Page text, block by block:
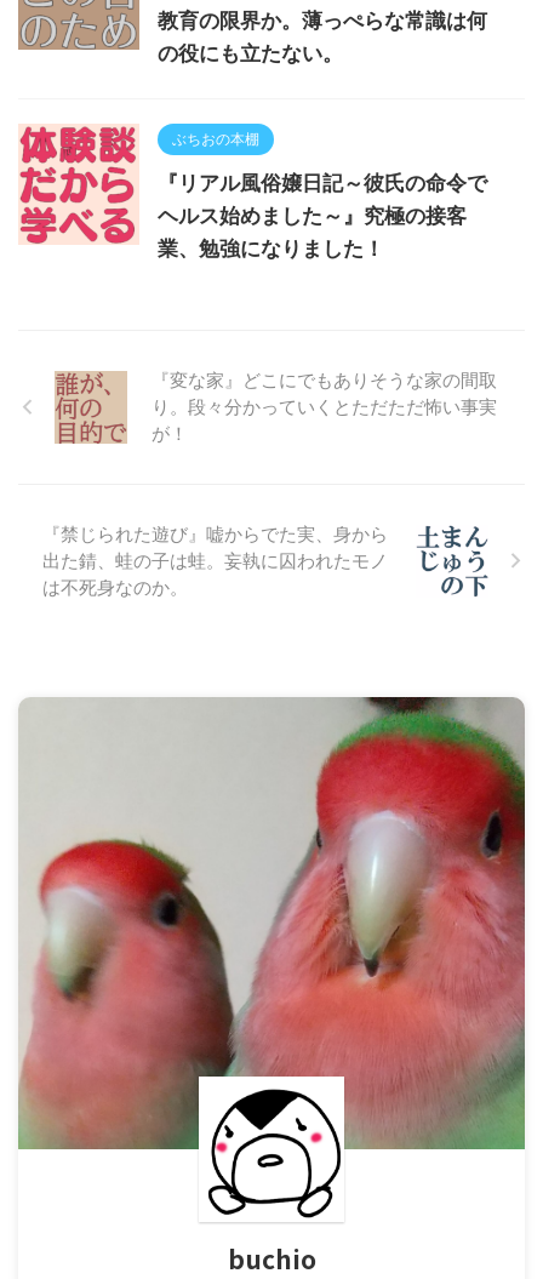
教育の限界か。薄っぺらな常識は何
の役にも立たない。
ぶちおの本棚
『リアル風俗嬢日記～彼氏の命令で
ヘルス始めました～』究極の接客
業、勉強になりました！
『変な家』どこにでもありそうな家の間取
り。段々分かっていくとただただ怖い事実
が！
『禁じられた遊び』嘘からでた実、身から
出た錆、蛙の子は蛙。妄執に囚われたモノ
は不死身なのか。
buchio